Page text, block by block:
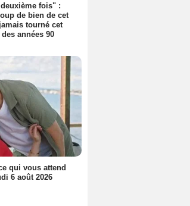
fois" :
de bien de cet
tourné cet
années 90
qui vous attend
6 août 2026